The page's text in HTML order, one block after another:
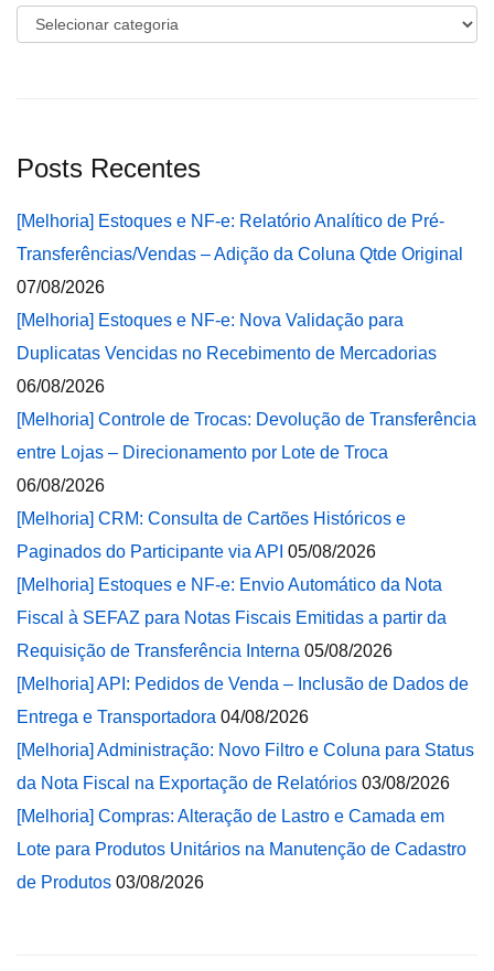
Categorias
Posts Recentes
[Melhoria] Estoques e NF-e: Relatório Analítico de Pré-
Transferências/Vendas – Adição da Coluna Qtde Original
07/08/2026
[Melhoria] Estoques e NF-e: Nova Validação para
Duplicatas Vencidas no Recebimento de Mercadorias
06/08/2026
[Melhoria] Controle de Trocas: Devolução de Transferência
entre Lojas – Direcionamento por Lote de Troca
06/08/2026
[Melhoria] CRM: Consulta de Cartões Históricos e
Paginados do Participante via API 05/08/2026
[Melhoria] Estoques e NF-e: Envio Automático da Nota
Fiscal à SEFAZ para Notas Fiscais Emitidas a partir da
Requisição de Transferência Interna 05/08/2026
[Melhoria] API: Pedidos de Venda – Inclusão de Dados de
Entrega e Transportadora 04/08/2026
[Melhoria] Administração: Novo Filtro e Coluna para Status
da Nota Fiscal na Exportação de Relatórios 03/08/2026
[Melhoria] Compras: Alteração de Lastro e Camada em
Lote para Produtos Unitários na Manutenção de Cadastro
de Produtos 03/08/2026